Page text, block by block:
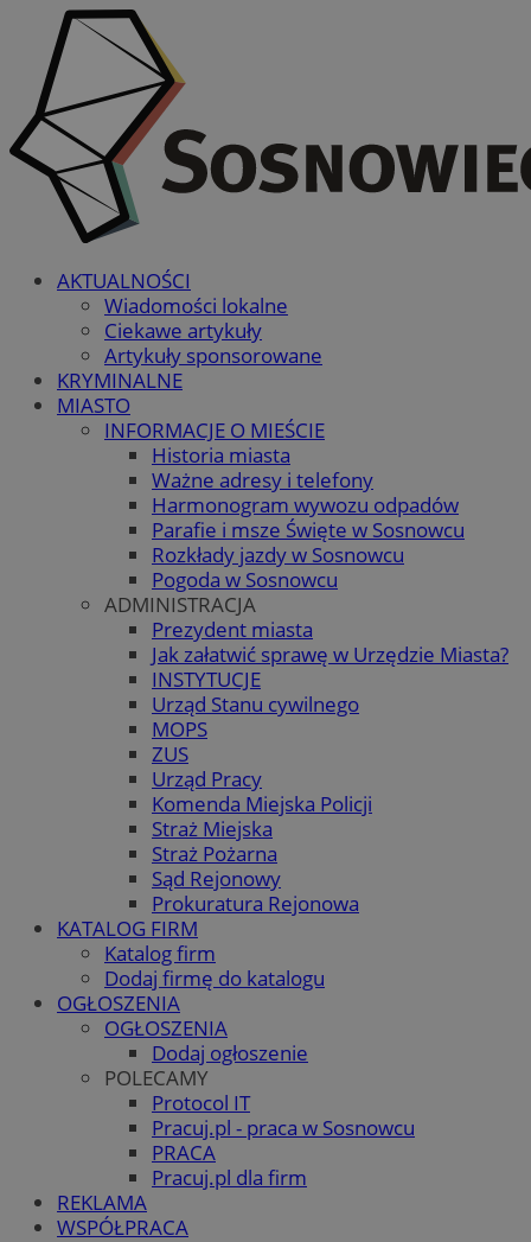
AKTUALNOŚCI
Wiadomości lokalne
Ciekawe artykuły
Artykuły sponsorowane
KRYMINALNE
MIASTO
INFORMACJE O MIEŚCIE
Historia miasta
Ważne adresy i telefony
Harmonogram wywozu odpadów
Parafie i msze Święte w Sosnowcu
Rozkłady jazdy w Sosnowcu
Pogoda w Sosnowcu
ADMINISTRACJA
Prezydent miasta
Jak załatwić sprawę w Urzędzie Miasta?
INSTYTUCJE
Urząd Stanu cywilnego
MOPS
ZUS
Urząd Pracy
Komenda Miejska Policji
Straż Miejska
Straż Pożarna
Sąd Rejonowy
Prokuratura Rejonowa
KATALOG FIRM
Katalog firm
Dodaj firmę do katalogu
OGŁOSZENIA
OGŁOSZENIA
Dodaj ogłoszenie
POLECAMY
Protocol IT
Pracuj.pl - praca w Sosnowcu
PRACA
Pracuj.pl dla firm
REKLAMA
WSPÓŁPRACA